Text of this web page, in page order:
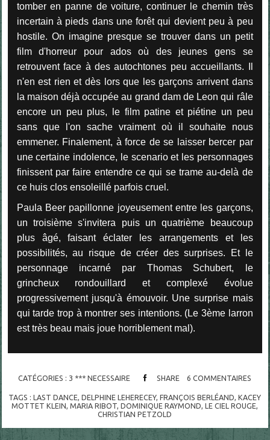
tomber en panne de voiture, continuer le chemin très
incertain à pieds dans une forêt qui devient peu à peu
hostile. On imagine presque se trouver dans un petit
film d'horreur pour ados où des jeunes gens se
retrouvent face à des autochtones peu accueillants. Il
n'en est rien et dès lors que les garçons arrivent dans
la maison déjà occupée au grand dam de Leon qui râle
encore un peu plus, le film patine et piétine un peu
sans que l'on sache vraiment où il souhaite nous
emmener. Finalement, à force de se laisser bercer par
une certaine indolence, le scenario et les personnages
finissent par faire entendre ce qui se trame au-delà de
ce huis clos ensoleillé parfois cruel.
Paula Beer papillonne joyeusement entre les garçons,
un troisième s'invitera puis un quatrième beaucoup
plus âgé, faisant éclater les arrangements et les
possibilités, au risque de créer des surprises. Et le
personnage incarné par Thomas Schubert, le
grincheux rondouillard et complexé évolue
progressivement jusqu'à émouvoir. Une surprise mais
qui tarde trop à montrer ses intentions. (Le 3ème larron
est très beau mais joue horriblement mal).
CATÉGORIES : 3 *** NECESSAIRE SHARE 6 COMMENTAIRES
TAGS :LAST DANCE,DELPHINE LEHERECEY,FRANÇOIS BERLÉAND,KACEY
MOTTET KLEIN,MARIA RIBOT,DOMINIQUE RAYMOND,LE CIEL ROUGE,
CHRISTIAN PETZOLD